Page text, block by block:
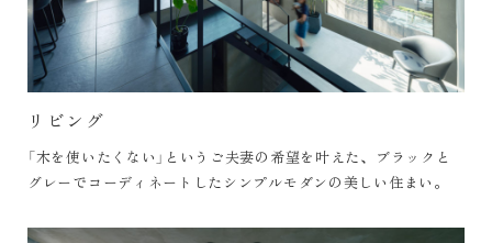
リビング
「木を使いたくない」というご夫妻の希望を叶えた、ブラックと
グレーでコーディネートしたシンプルモダンの美しい住まい。